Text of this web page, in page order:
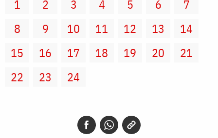
1 2 3 4 5 6
7
8
9 10 11 12 13
14
15
16 17 18 19 20
21
22
23 24